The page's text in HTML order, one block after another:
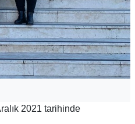
2021 tarihinde